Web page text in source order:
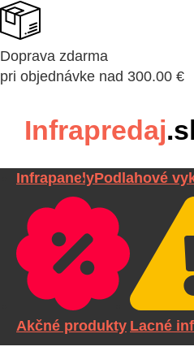
Doprava zdarma
pri objednávke nad 300.00 €
Infrapredaj
InfrapanelyPodlahové
Akčné produkty Lacné